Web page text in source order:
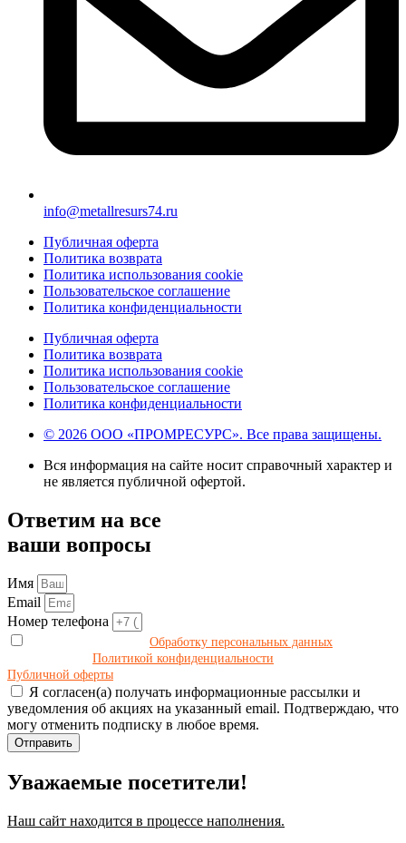
info@metallresurs74.ru
Публичная оферта
Политика возврата
Политика использования cookie
Пользовательское соглашение
Политика конфиденциальности
Публичная оферта
Политика возврата
Политика использования cookie
Пользовательское соглашение
Политика конфиденциальности
© 2026 ООО «ПРОМРЕСУРС». Все права защищены.
Вся информация на сайте носит справочный характер и
не является публичной офертой.
Ответим на все
ваши вопросы
Имя
Email
Номер телефона
Обработку персональных данных
Политикой конфиденциальности
Публичной оферты
Я согласен(а) получать информационные рассылки и
уведомления об акциях на указанный email. Подтверждаю, что
могу отменить подписку в любое время.
Отправить
Уважаемые посетители!
Наш сайт находится в процессе наполнения.